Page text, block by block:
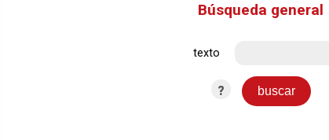
Búsqueda general
texto
?